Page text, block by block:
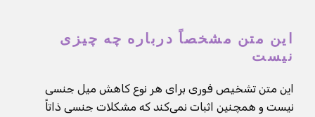
این متن مشخصاً درباره چه چیزی
نیست
این متن تشخیص فوری برای هر نوع کاهش میل جنسی
نیست و همچنین اثبات نمی‌کند که مشکلات جنسی ذاتاً